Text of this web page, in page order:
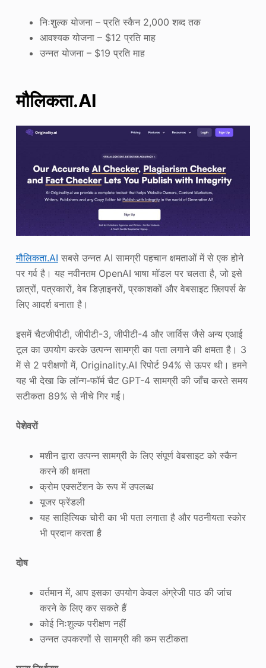
निःशुल्क योजना – प्रति स्कैन 2,000 शब्द तक
आवश्यक योजना – $12 प्रति माह
उन्नत योजना – $19 प्रति माह
मौलिकता.AI
मौलिकता.AI सबसे उन्नत AI सामग्री पहचान क्षमताओं में से एक होने
पर गर्व है। यह नवीनतम OpenAI भाषा मॉडल पर चलता है, जो इसे
छात्रों, पत्रकारों, वेब डिज़ाइनरों, प्रकाशकों और वेबसाइट फ़्लिपर्स के
लिए आदर्श बनाता है।
इसमें चैटजीपीटी, जीपीटी-3, जीपीटी-4 और जार्विस जैसे अन्य एआई
टूल का उपयोग करके उत्पन्न सामग्री का पता लगाने की क्षमता है। 3
में से 2 परीक्षणों में, Originality.AI रिपोर्ट 94% से ऊपर थी। हमने
यह भी देखा कि लॉन्ग-फॉर्म चैट GPT-4 सामग्री की जाँच करते समय
सटीकता 89% से नीचे गिर गई।
पेशेवरों
मशीन द्वारा उत्पन्न सामग्री के लिए संपूर्ण वेबसाइट को स्कैन
करने की क्षमता
क्रोम एक्सटेंशन के रूप में उपलब्ध
यूजर फ्रेंडली
यह साहित्यिक चोरी का भी पता लगाता है और पठनीयता स्कोर
भी प्रदान करता है
दोष
वर्तमान में, आप इसका उपयोग केवल अंग्रेजी पाठ की जांच
करने के लिए कर सकते हैं
कोई निःशुल्क परीक्षण नहीं
उन्नत उपकरणों से सामग्री की कम सटीकता